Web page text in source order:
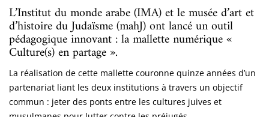
L’Institut du monde arabe (IMA) et le musée d’art et
d’histoire du Judaïsme (mahJ) ont lancé un outil
pédagogique innovant : la mallette numérique «
Culture(s) en partage ».
La réalisation de cette mallette couronne quinze années d’un
partenariat liant les deux institutions à travers un objectif
commun : jeter des ponts entre les cultures juives et